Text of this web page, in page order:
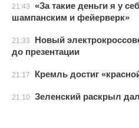
21:43
«За такие деньги я у
шампанским и фейерверк»
21:33
Новый
до презентации
21:17 Кремль достиг
21:10 Зеленский раскрыл